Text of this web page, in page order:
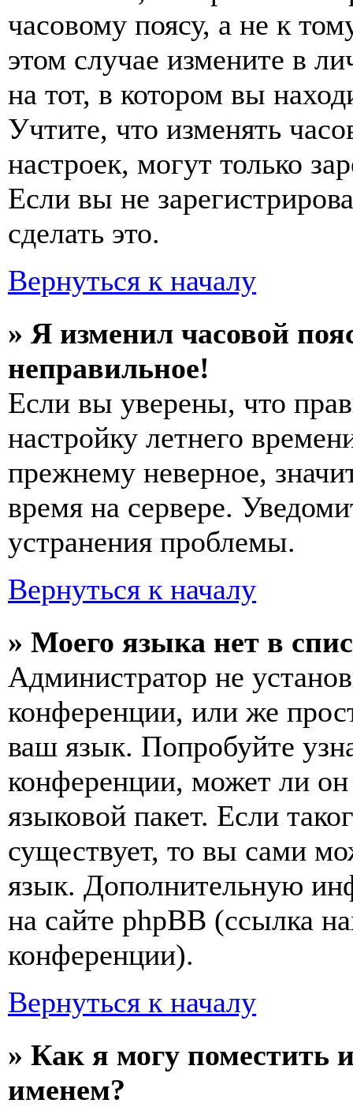
часовому поясу, а не к
этом случае измените в
на тот, в котором вы
Учтите, что изменять
настроек, могут только
Если вы не
сделать это.
Вернуться к началу
» Я изменил часовой
неправильное!
Если вы уверены, что
настройку летнего
прежнему неверное,
время на сервере.
устранения проблемы.
Вернуться к началу
» Моего языка нет в
Администратор не
конференции, или же
ваш язык. Попробуйте
конференции, может ли
языковой пакет. Если
существует, то вы сами
язык. Дополнительную
на сайте phpBB (ссылка
конференции).
Вернуться к началу
» Как я могу поместить
именем?